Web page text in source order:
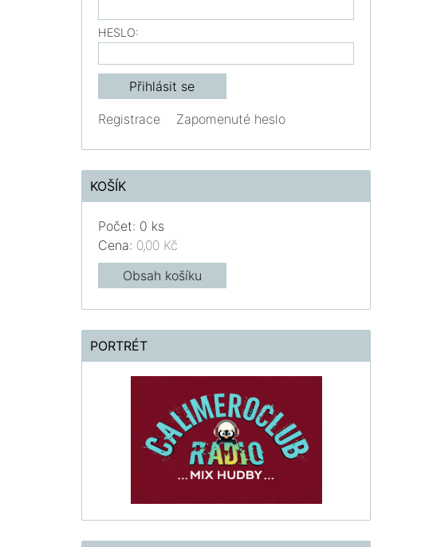
HESLO:
Registrace Zapomenuté heslo
KOŠÍK
Počet: 0 ks
Cena: 0,00 Kč
Obsah košíku
PORTRÉT